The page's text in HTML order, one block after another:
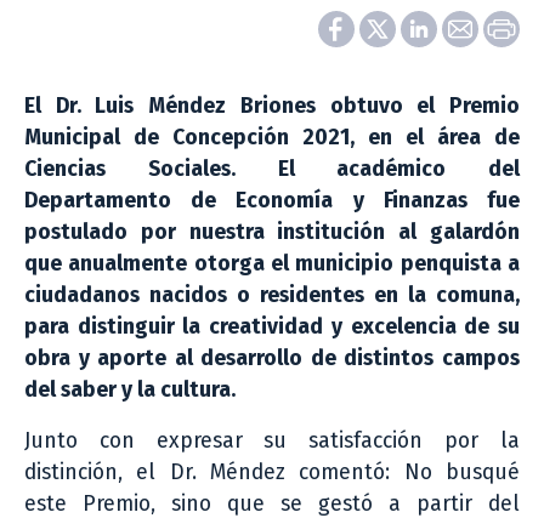
El Dr. Luis Méndez Briones obtuvo el Premio
Municipal de Concepción 2021, en el área de
Ciencias Sociales. El académico del
Departamento de Economía y Finanzas fue
postulado por nuestra institución al galardón
que anualmente otorga el municipio penquista a
ciudadanos nacidos o residentes en la comuna,
para distinguir la creatividad y excelencia de su
obra y aporte al desarrollo de distintos campos
del saber y la cultura.
Junto con expresar su satisfacción por la
distinción, el Dr. Méndez comentó: No busqué
este Premio, sino que se gestó a partir del